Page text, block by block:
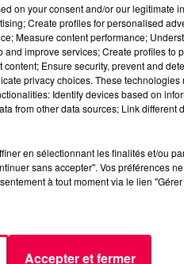
1 min 5
glace abandonnée sur une
elle, ça ne fait qu’affoler le
on your consent and/or our legitimate
Create profiles for personalised
Measure content performance;
improve services; Create profiles to
Ensure security, prevent and
privacy choices. These technologies
Identify devices based on
from other data sources; Link different
en sélectionnant les finalités et/ou
sans accepter". Vos préférences
à tout moment via le lien
Accepter et fermer